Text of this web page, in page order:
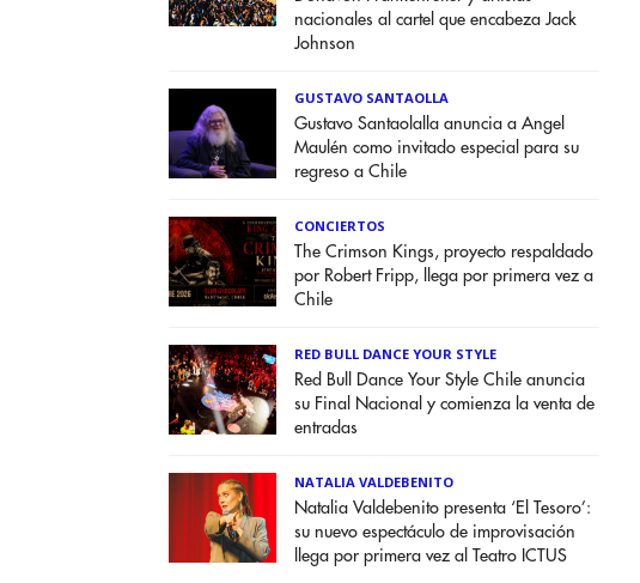
nacionales al cartel que encabeza Jack
Johnson
GUSTAVO SANTAOLLA
Gustavo Santaolalla anuncia a Angel
Maulén como invitado especial para su
regreso a Chile
CONCIERTOS
The Crimson Kings, proyecto respaldado
por Robert Fripp, llega por primera vez a
Chile
RED BULL DANCE YOUR STYLE
Red Bull Dance Your Style Chile anuncia
su Final Nacional y comienza la venta de
entradas
NATALIA VALDEBENITO
Natalia Valdebenito presenta ‘El Tesoro’:
su nuevo espectáculo de improvisación
llega por primera vez al Teatro ICTUS